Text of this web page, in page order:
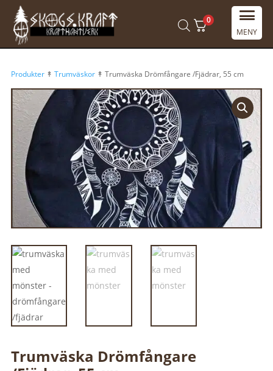
0
MENY
Produkter↟ Trumväskor↟ Trumväska Drömfångare /Fjädrar, 55 cm
Trumväska Drömfångare